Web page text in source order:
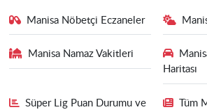
Manisa Nöbetçi Eczaneler
Manisa Namaz Vakitleri
Haritası
Süper Lig Puan Durumu ve
Tüm